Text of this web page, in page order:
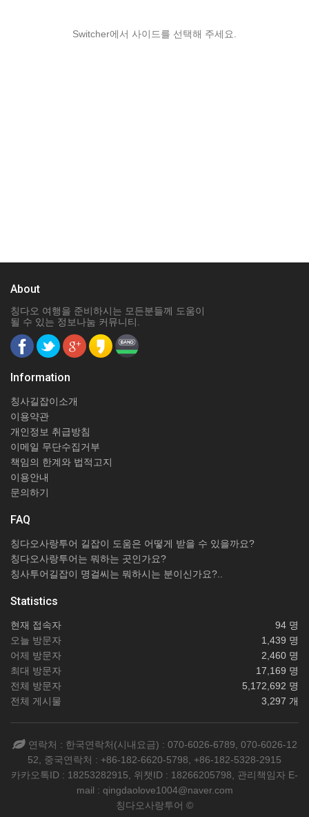
Switcher에서 사이드를 선택해 주세요.
About
칭다오 여행을 준비하시는 모든분들께 도움이
될 수 있는 정보나눔 커뮤니티.
Information
칭사길잡이소개
이용약관
개인정보 취급방침
이메일 무단수집거부
책임의 한계와 법적고지
이용안내
문의하기
FAQ
칭다오사랑투어 길잡이 도움은 어떻게 받을 수 있을까요?
칭다오사랑투어는 뭐하는 곳인가요?
칭사투어길잡이 명걸씨는 뭐하시는 분이신가요?..
Statistics
현재 접속자
94 명
오늘 방문자
1,439 명
어제 방문자
2,460 명
최대 방문자
17,169 명
전체 방문자
5,172,692 명
전체 게시물
3,297 개
연락처 : 한국연락처(시내요금) : 070-6026-6789, 070-6026-12
52, 중국연락처 : +86-182-6620-5798, +86-182-5328-2915
카카오톡ID : 18253282915, 위챗ID : 18266205798, 관리책임자 E-
mail : qingdaolove1004@naver.com
칭다오사랑투어 ©